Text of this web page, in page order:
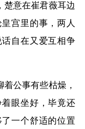
楚意在崔君薇耳边
宫里的事，两人
自在又爱互相争
着公事有些枯燥，
眼坐好，毕竟还
一个舒适的位置